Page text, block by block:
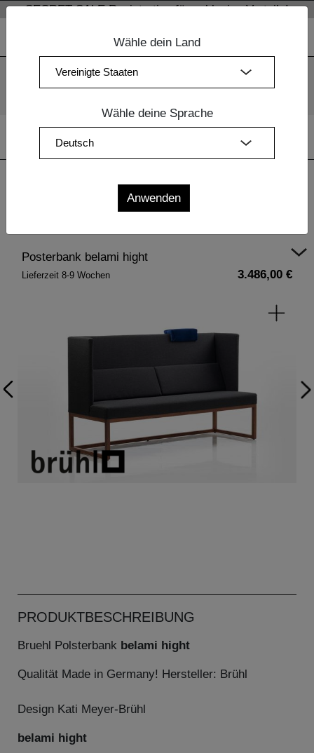
Wir verwenden Cookies. Mit der weiteren Nutzung unserer
SECRET SALE Registration für exklusive Vorteile!
| Posterbank belami hight
Posterbank belami hight
Lieferzeit 8-9 Wochen 3.486,00 €
PRODUKTBESCHREIBUNG
Bruehl Polsterbank belami hight
Qualität Made in Germany! Hersteller: Brühl
Design Kati Meyer-Brühl
belami hight
Wähle dein Land
Wähle deine Sprache